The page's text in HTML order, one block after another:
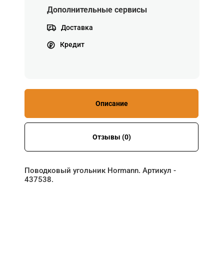
Дополнительные сервисы
Доставка
Кредит
Описание
Отзывы (0)
Поводковый угольник Hormann. Артикул -
437538.